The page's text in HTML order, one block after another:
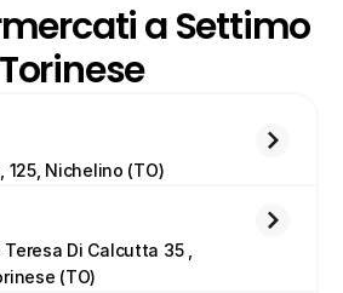
a Settimo
Torinese
125, Nichelino (TO)
Di Calcutta 35 ,
(TO)